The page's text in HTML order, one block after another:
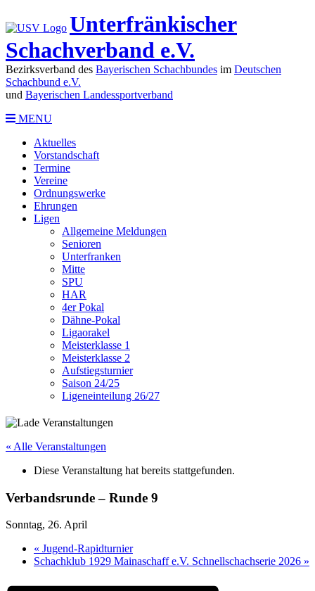
Unterfränkischer
Schachverband e.V.
Bezirksverband des Bayerischen Schachbundes im Deutschen
Schachbund e.V.
und Bayerischen Landessportverband
MENU
Aktuelles
Vorstandschaft
Termine
Vereine
Ordnungswerke
Ehrungen
Ligen
Allgemeine Meldungen
Senioren
Unterfranken
Mitte
SPU
HAR
4er Pokal
Dähne-Pokal
Ligaorakel
Meisterklasse 1
Meisterklasse 2
Aufstiegsturnier
Saison 24/25
Ligeneinteilung 26/27
« Alle Veranstaltungen
Diese Veranstaltung hat bereits stattgefunden.
Verbandsrunde – Runde 9
Sonntag, 26. April
« Jugend-Rapidturnier
Schachklub 1929 Mainaschaff e.V. Schnellschachserie 2026 »